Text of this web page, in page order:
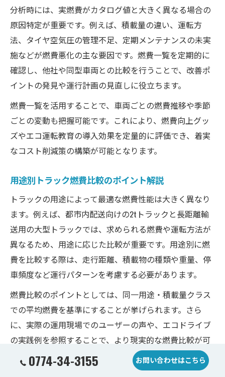
分析時には、実燃費がカタログ値と大きく異なる場合の
原因特定が重要です。例えば、積載量の違い、運転方
法、タイヤ空気圧の管理不足、定期メンテナンスの未実
施などが燃費悪化の主な要因です。燃費一覧を定期的に
確認し、他社や同型車両との比較を行うことで、改善ポ
イントの発見や運行計画の見直しに役立ちます。
燃費一覧を活用することで、車両ごとの燃費推移や季節
ごとの変動も把握可能です。これにより、燃費向上グッ
ズやエコ運転教育の導入効果を定量的に評価でき、着実
なコスト削減策の構築が可能となります。
用途別トラック燃費比較のポイント解説
トラックの用途によって最適な燃費性能は大きく異なり
ます。例えば、都市内配送向けの2tトラックと長距離輸
送用の大型トラックでは、求められる燃費や運転方法が
異なるため、用途に応じた比較が重要です。用途別に燃
費を比較する際は、走行距離、積載物の種類や重量、停
車頻度など運行パターンを考慮する必要があります。
燃費比較のポイントとしては、同一用途・積載量クラス
での平均燃費を基準にすることが挙げられます。さら
に、実際の運用現場でのユーザーの声や、エコドライブ
の実践例を参照することで、より現実的な燃費比較が可
能です。燃費悪化の原因を把握し、運用方法を見直すこ
ともコスト削減に直結します。
0774-34-3155 お問い合わせはこちら